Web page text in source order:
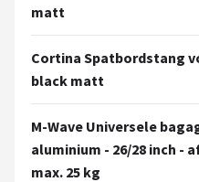
matt
Cortina Spatbordstang
black matt
M-Wave Universele
aluminium - 26/28 inch -
max. 25 kg